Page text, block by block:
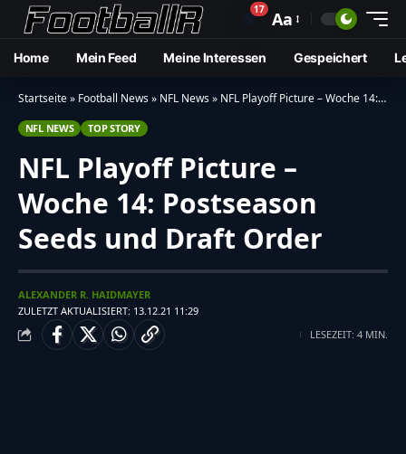
🔔17 Aa
Home Mein Feed Meine Interessen Gespeichert
Startseite» Football News» NFL News» NFL Playoff Picture – Woche 14: Postseason Seeds und Draft Order
NFL NEWS TOP STORY
NFL Playoff Picture –
Woche 14: Postseason
Seeds und Draft Order
ZULETZT AKTUALISIERT: 13.12.21 11:29
ALEXANDER R. HAIDMAYER
LESEZEIT: 4 MIN.